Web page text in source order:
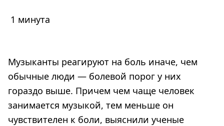
1 минута
Музыканты реагируют на боль иначе, чем
обычные люди — болевой порог у них
гораздо выше. Причем чем чаще человек
занимается музыкой, тем меньше он
чувствителен к боли, выяснили ученые